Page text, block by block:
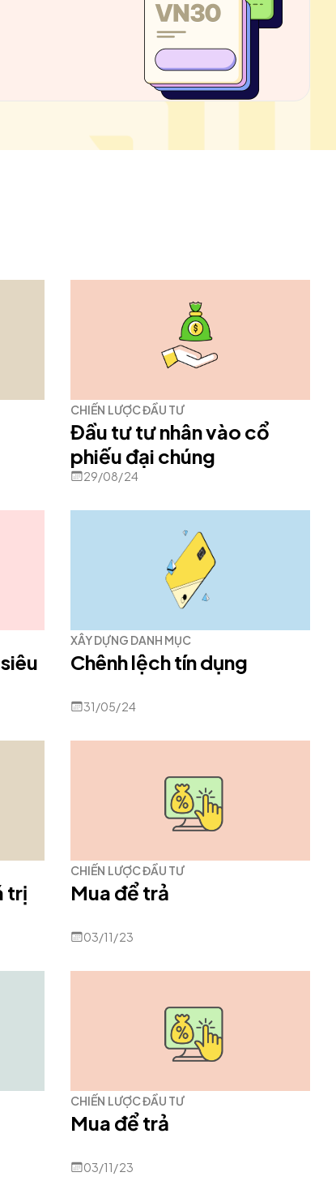
CHIẾN LƯỢC ĐẦU TƯ
Đầu tư tư nhân vào cổ
phiếu đại chúng
29/08/24
XÂY DỰNG DANH MỤC
Chênh lệch tín dụng
31/05/24
trị
CHIẾN LƯỢC ĐẦU TƯ
Mua để trả
03/11/23
CHIẾN LƯỢC ĐẦU TƯ
Mua để trả
03/11/23